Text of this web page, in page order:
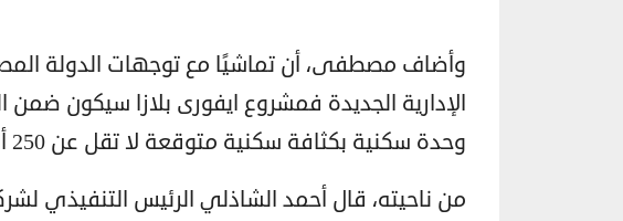
وأضاف مصطفى، أن تماشيًا مع توجهات الدولة
وحدة سكنية بكثافة سكنية متوقعة لا تقل عن 250 ألف نسمة.
من ناحيته، قال أحمد الشاذلي الرئيس التنفيذي